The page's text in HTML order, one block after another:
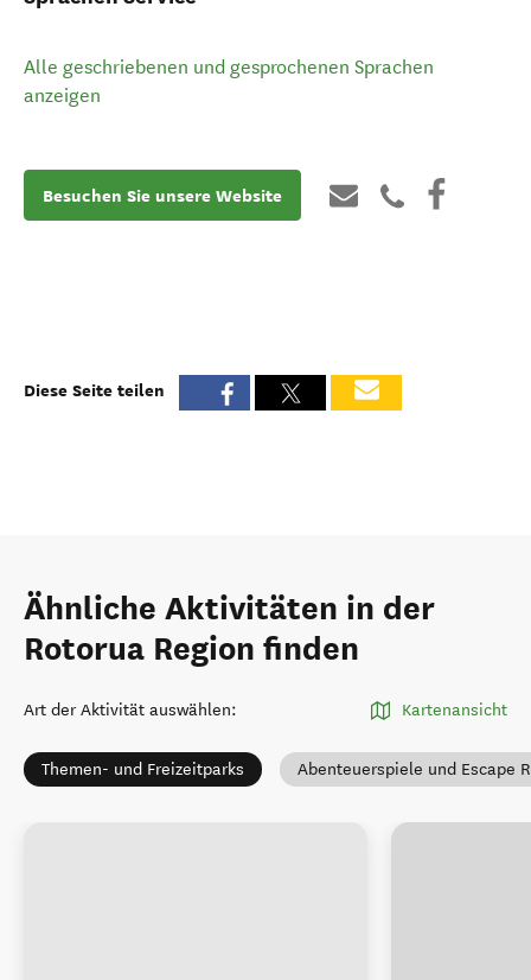
Alle geschriebenen und gesprochenen Sprachen
anzeigen
Besuchen Sie unsere Website
Diese Seite teilen
Ähnliche Aktivitäten in der
Rotorua Region finden
Art der Aktivität auswählen: Kartenansicht
Themen- und Freizeitparks Abenteuerspiele und Escape